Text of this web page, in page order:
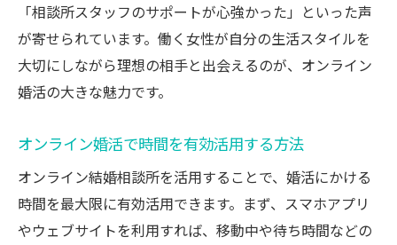
「相談所スタッフのサポートが心強かった」といった声
が寄せられています。働く女性が自分の生活スタイルを
大切にしながら理想の相手と出会えるのが、オンライン
婚活の大きな魅力です。
オンライン婚活で時間を有効活用する方法
オンライン結婚相談所を活用することで、婚活にかける
時間を最大限に有効活用できます。まず、スマホアプリ
やウェブサイトを利用すれば、移動中や待ち時間などの